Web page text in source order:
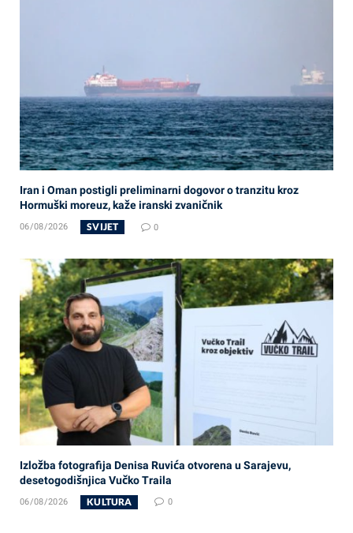
Iran i Oman postigli preliminarni dogovor o tranzitu kroz
Hormuški moreuz, kaže iranski zvaničnik
06/08/2026 SVIJET 0
Izložba fotografija Denisa Ruvića otvorena u Sarajevu,
desetogodišnjica Vučko Traila
06/08/2026 KULTURA 0